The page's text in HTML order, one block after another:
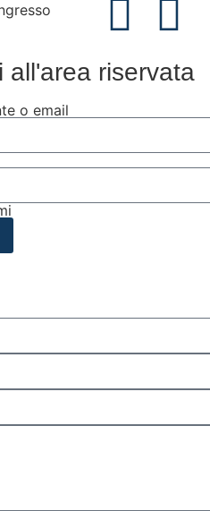
all'area riservata
o email